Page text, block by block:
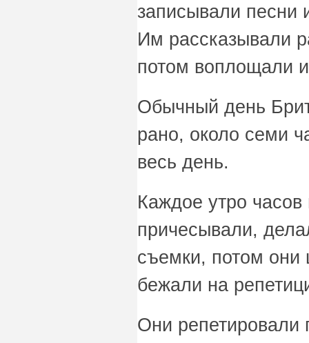
записывали
Им рассказывали
потом воплощали
Обычный день
рано, около семи
весь день.
Каждое утро
причесывали,
съемки, потом
бежали на
Они репетировали